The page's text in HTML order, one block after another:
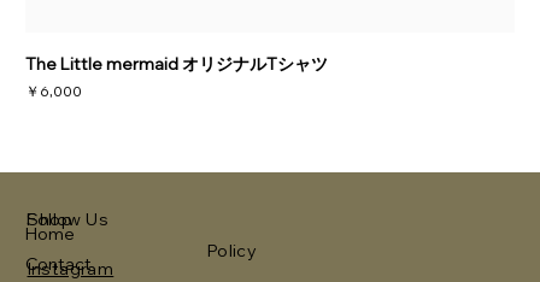
The Little mermaid オリジナルTシャツ
価格
￥6,000
Policy
Home
Contact
Shop
Follow Us
Instagram